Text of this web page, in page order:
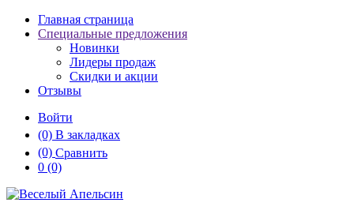
Главная страница
Специальные предложения
Новинки
Лидеры продаж
Скидки и акции
Отзывы
Войти
(0) В закладках
(0) Сравнить
0 (0)